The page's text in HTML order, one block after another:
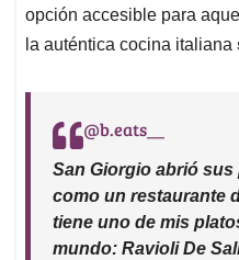
opción accesible para
la auténtica cocina italiana
@b.eats__
San Giorgio abrió sus
como un restaurante
tiene uno de mis
mundo: Ravioli De